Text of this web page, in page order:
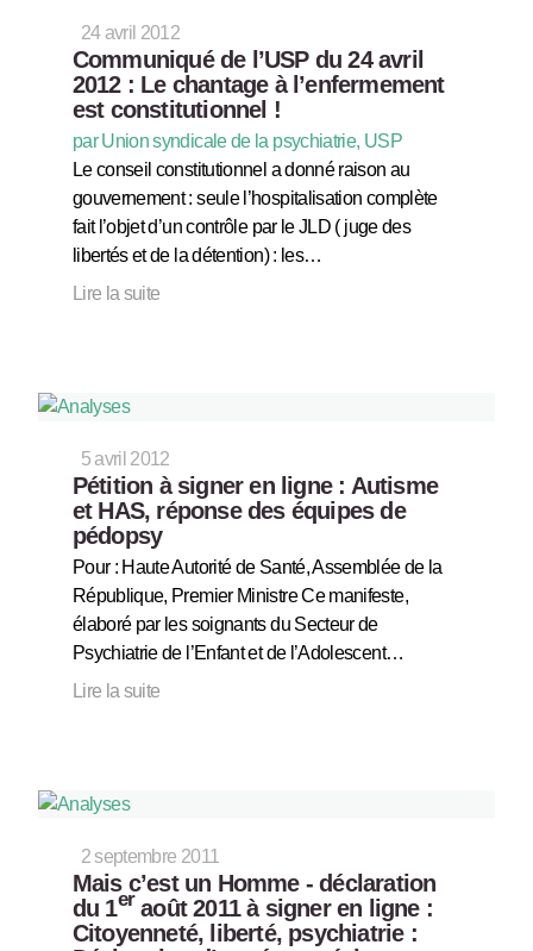
24 avril 2012
Communiqué de l’USP du 24 avril
2012 : Le chantage à l’enfermement
est constitutionnel !
par Union syndicale de la psychiatrie, USP
Le conseil constitutionnel a donné raison au
gouvernement : seule l’hospitalisation complète
fait l’objet d’un contrôle par le JLD ( juge des
libertés et de la détention) : les…
Lire la suite
5 avril 2012
Pétition à signer en ligne : Autisme
et HAS, réponse des équipes de
pédopsy
Pour : Haute Autorité de Santé, Assemblée de la
République, Premier Ministre Ce manifeste,
élaboré par les soignants du Secteur de
Psychiatrie de l’Enfant et de l’Adolescent…
Lire la suite
2 septembre 2011
Mais c’est un Homme - déclaration
du 1er août 2011 à signer en ligne :
Citoyenneté, liberté, psychiatrie :